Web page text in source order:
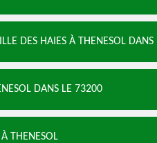
DES HAIES À THENESOL
DANS LE 73200
THENESOL